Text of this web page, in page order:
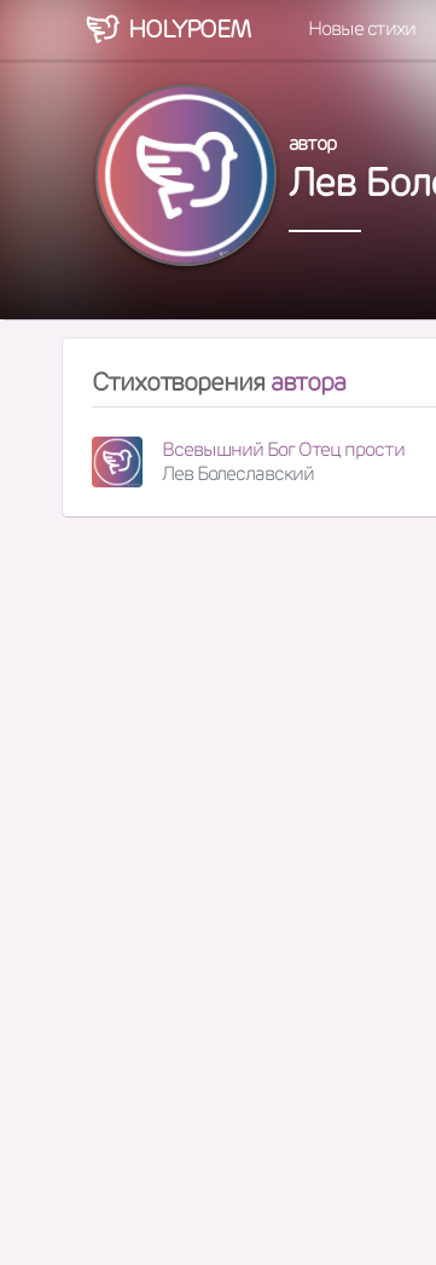
HOLYPOEM Новые стихи
автор
Лев
Стихотворения автора
Всевышний Бог Отец прости
Лев Болеславский